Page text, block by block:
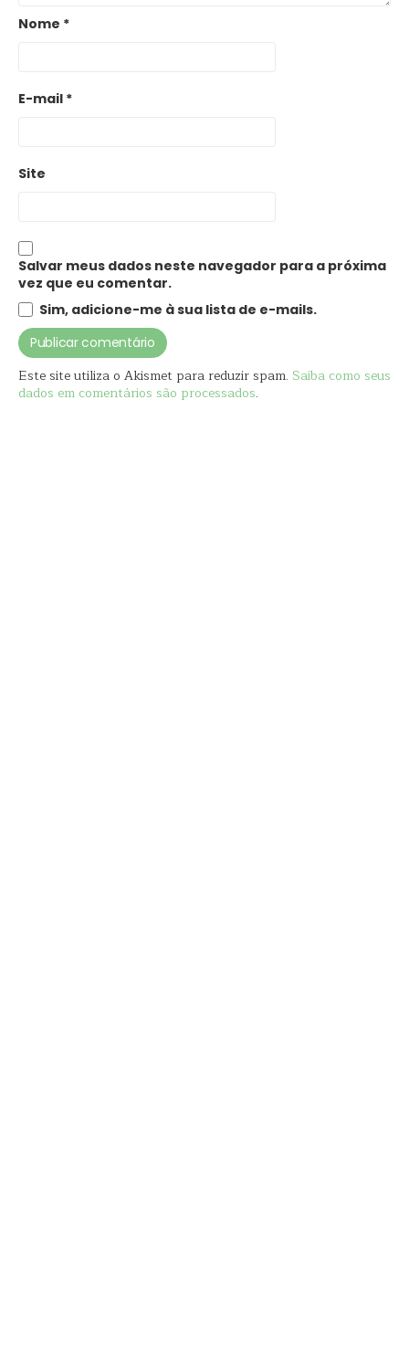
Nome *
E-mail *
Site
Salvar meus dados neste navegador para a próxima
vez que eu comentar.
Sim, adicione-me à sua lista de e-mails.
Este site utiliza o Akismet para reduzir spam. Saiba como seus
dados em comentários são processados.